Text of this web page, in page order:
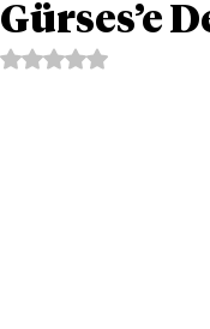
Gürses’e
5 üzerinden NaN